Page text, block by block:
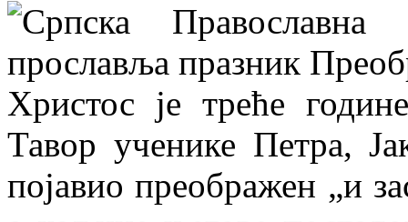
Српска
прославља празник
Христос је треће
Тавор ученике Петра,
појавио преображен „и